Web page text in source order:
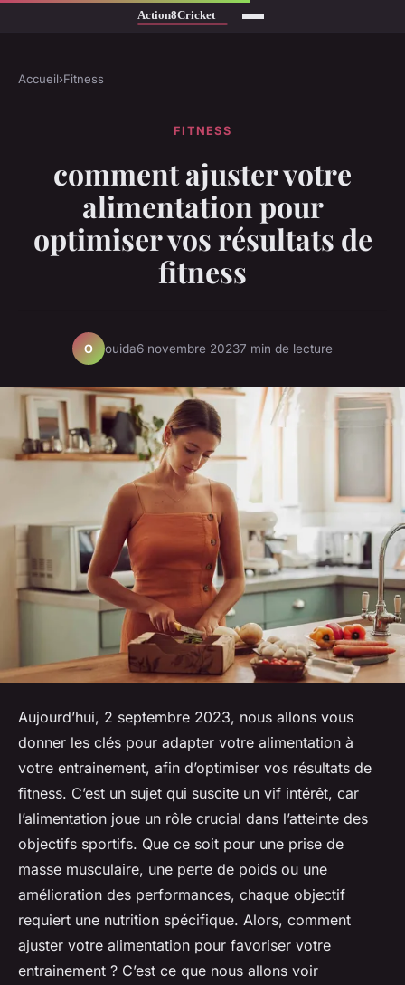
Accueil›Fitness
FITNESS
comment ajuster votre
alimentation pour
optimiser vos résultats de
fitness
O ouida6 novembre 20237 min de lecture
Aujourd’hui, 2 septembre 2023, nous allons vous
donner les clés pour adapter votre alimentation à
votre entrainement, afin d’optimiser vos résultats de
fitness. C’est un sujet qui suscite un vif intérêt, car
l’alimentation joue un rôle crucial dans l’atteinte des
objectifs sportifs. Que ce soit pour une prise de
masse musculaire, une perte de poids ou une
amélioration des performances, chaque objectif
requiert une nutrition spécifique. Alors, comment
ajuster votre alimentation pour favoriser votre
entrainement ? C’est ce que nous allons voir